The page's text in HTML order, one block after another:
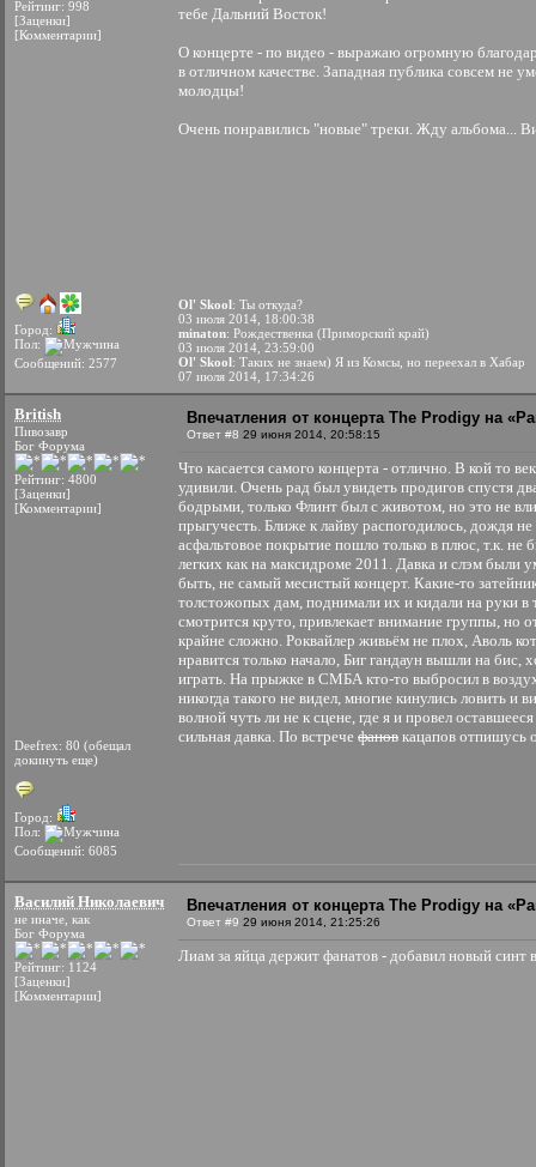
Рейтинг: 998
[Заценки]
[Комментарии]
Город:
Пол:
Сообщений: 2577
тебе Дальний Восток!
О концерте - по видео - выражаю огромную
в отличном качестве. Западная публика совсем не
молодцы!
Очень понравились "новые" треки. Жду альбома...
Ol' Skool: Ты откуда?
03 июля 2014, 18:00:38
minaton: Рождественка (Приморский край)
03 июля 2014, 23:59:00
Ol' Skool: Таких не знаем) Я из Комсы, но переехал в Хабар
07 июля 2014, 17:34:26
British
Пивозавр
Бог Форума
Рейтинг: 4800
[Заценки]
[Комментарии]
Deefrex: 80 (обещал
докинуть еще)
Город:
Пол:
Сообщений: 6085
Впечатления от концерта The Prodigy на
Ответ #8 29 июня 2014, 20:58:15
Что касается самого концерта - отлично. В кой то
удивили. Очень рад был увидеть продигов спустя
бодрыми, только Флинт был с животом, но это не
прыгучесть. Ближе к лайву распогодилось, дождя
асфальтовое покрытие пошло только в плюс, т.к. не
легких как на максидроме 2011. Давка и слэм были
быть, не самый месистый концерт. Какие-то
толстожопых дам, поднимали их и кидали на руки в
смотрится круто, привлекает внимание группы,
крайне сложно. Роквайлер живьём не плох, Аволь
нравится только начало, Биг гандаун вышли на бис,
играть. На прыжке в СМБА кто-то выбросил в
никогда такого не видел, многие кинулись ловить и
волной чуть ли не к сцене, где я и провел
сильная давка. По встрече фанов кацапов отпишусь
Василий Николаевич
не иначе, как
Бог Форума
Рейтинг: 1124
[Заценки]
[Комментарии]
Впечатления от концерта The Prodigy на
Ответ #9 29 июня 2014, 21:25:26
Лиам за яйца держит фанатов - добавил новый синт